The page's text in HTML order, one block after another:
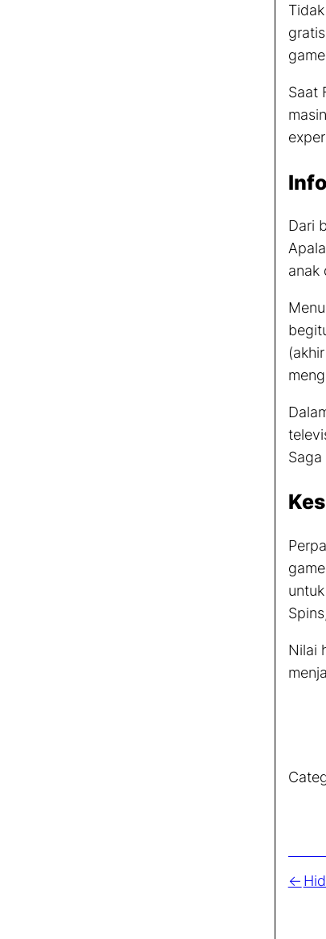
Saat
Dari
anak
Saga
game
Spins
Nilai